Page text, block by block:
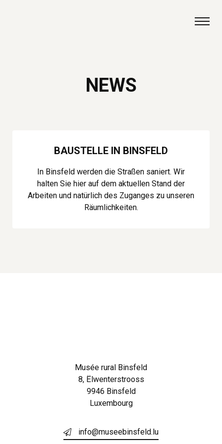
NEWS
BAUSTELLE IN BINSFELD
In Binsfeld werden die Straßen saniert. Wir
halten Sie hier auf dem aktuellen Stand der
Arbeiten und natürlich des Zuganges zu unseren
Räumlichkeiten.
Musée rural Binsfeld
8, Ëlwenterstrooss
9946 Binsfeld
Luxembourg
info@museebinsfeld.lu